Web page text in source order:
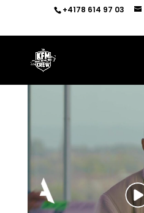
+4178 614 97 03